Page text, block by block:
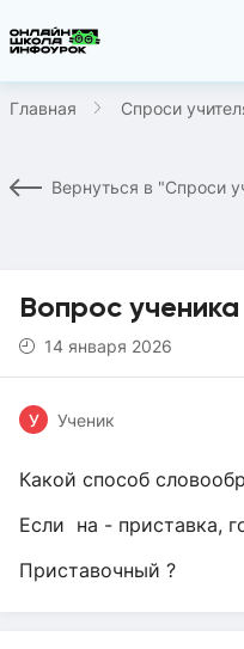
Главная Спроси
Вернуться в "Спроси
Вопрос ученика
14 января 2026
У Ученик
Какой способ
Если на - приставка,
Приставочный ?